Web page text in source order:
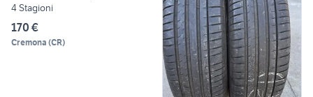
4 Stagioni
170 €
Cremona (CR)